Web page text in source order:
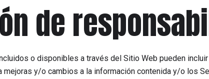
de
o disponibles a través del Sitio Web pueden
mejoras y/o cambios a la información contenida y/o los